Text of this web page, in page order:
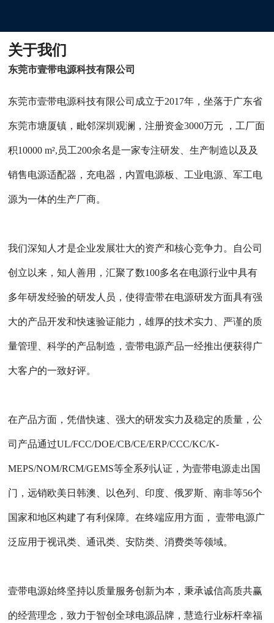
关于我们
东莞市壹带电源科技有限公司
东莞市壹带电源科技有限公司成立于2017年，坐落于广东省
东莞市塘厦镇，毗邻深圳观澜，注册资金3000万元 ，工厂面
积10000 m²,员工200余名是一家专注研发、生产制造以及及
销售电源适配器，充电器，内置电源板、工业电源、军工电
源为一体的生产厂商。
我们深知人才是企业发展壮大的资产和核心竞争力。自公司
创立以来，知人善用，汇聚了数100多名在电源行业中具有
多年研发经验的研发人员，使得壹带在电源研发方面具有强
大的产品开发和快速验证能力，雄厚的技术实力、严谨的质
量管理、科学的产品制造，壹带电源产品一经推出便获得广
大客户的一致好评。
在产品方面，凭借快速、强大的研发实力及稳定的质量，公
司产品通过UL/FCC/DOE/CB/CE/ERP/CCC/KC/K-
MEPS/NOM/RCM/GEMS等全系列认证，为壹带电源走出国
门，远销欧美日韩澳、以色列、印度、俄罗斯、南非等56个
国家和地区构建了有利保障。在终端应用方面， 壹带电源广
泛应用于视讯类、通讯类、安防类、消费类等领域。
壹带电源始终坚持以质量服务创新为本，秉承诚信高质共赢
的经营理念，致力于智创全球电源品牌，慧造行业标杆幸福